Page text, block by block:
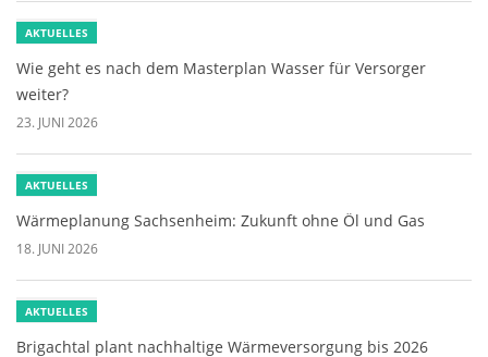
AKTUELLES
Wie geht es nach dem Masterplan Wasser für Versorger
weiter?
23. JUNI 2026
AKTUELLES
Wärmeplanung Sachsenheim: Zukunft ohne Öl und Gas
18. JUNI 2026
AKTUELLES
Brigachtal plant nachhaltige Wärmeversorgung bis 2026